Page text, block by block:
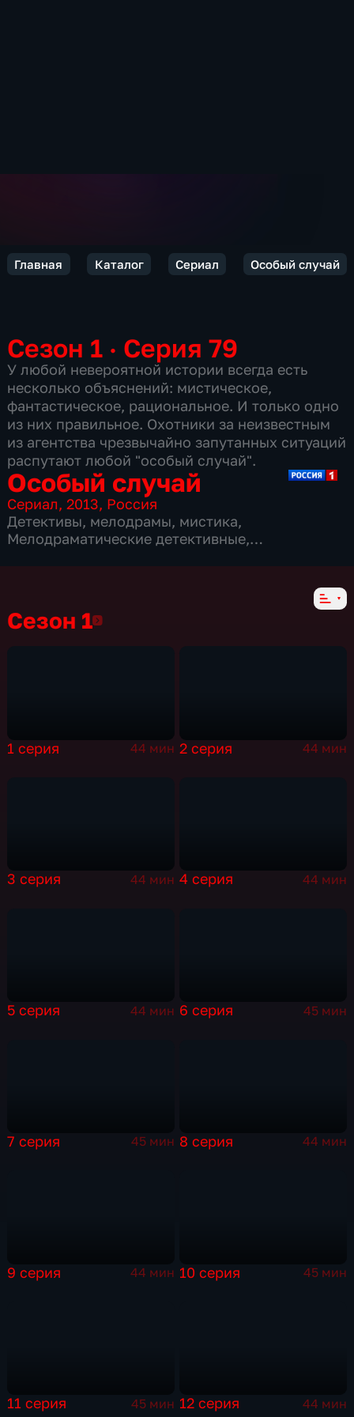
Главная Каталог Сериал Особый случай
Сезон 1 · Серия 79
У любой невероятной истории всегда есть
несколько объяснений: мистическое,
фантастическое, рациональное. И только одно
из них правильное. Охотники за неизвестным
из агентства чрезвычайно запутанных ситуаций
распутают любой "особый случай".
Особый случай
Сериал,2013, Россия
Детективы, мелодрамы, мистика,
Мелодраматические детективные,
Сезон 1Сезон 1
1 серия 44 мин 2 серия 44 мин
3 серия 44 мин 4 серия 44 мин
5 серия 44 мин 6 серия 45 мин
7 серия 45 мин 8 серия 44 мин
9 серия 44 мин 10 серия 45 мин
11 серия 45 мин 12 серия 44 мин